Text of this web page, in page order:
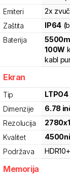
Emiteri
2x
Zaštita
IP64
Baterija
5500
100W
kabl
Ekran
Tip LTPO4
Dimenzije
6.78
Rezolucija
2780x
Kvalitet
4500
Podržava
HDR10+
Memorija